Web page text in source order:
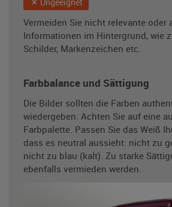
Vermeiden Sie nicht relevante oder
Informationen im Hintergrund, wie
Schilder, Markenzeichen etc.
Farbbalance und Sättigung
Die Bilder sollten die Farben
wiedergeben. Achten Sie auf eine
Farbpalette. Passen Sie das Weiß
dass es neutral aussieht: nicht zu
nicht zu blau (kalt). Zu starke
ebenfalls vermieden werden.